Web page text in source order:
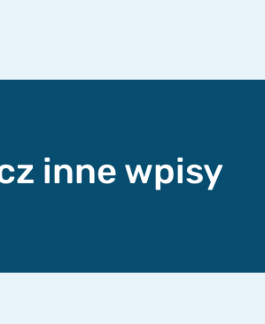
inne wpisy